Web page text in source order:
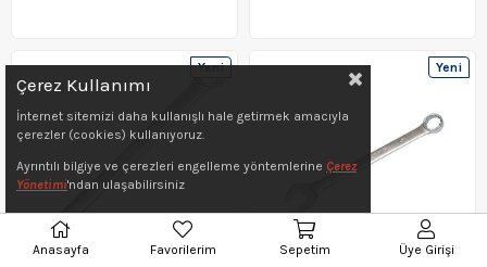
Yeni
Yeni
Çerez Kullanımı
İnternet sitemizi daha kullanışlı hale getirmek amacıyla
çerezler (cookies) kullanıyoruz.
Ayrıntılı bilgiye ve çerezleri engelleme yöntemlerine Çerez
Yönetimi'ndan ulaşabilirsiniz
Anasayfa Favorilerim Sepetim Üye Girişi